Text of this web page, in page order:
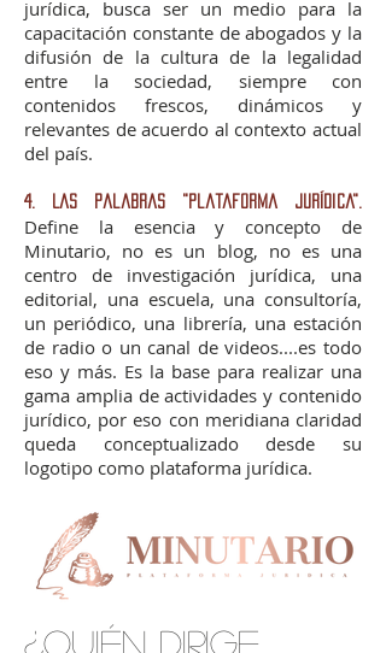
jurídica, busca ser un medio para la
capacitación constante de abogados y la
difusión de la cultura de la legalidad
entre la sociedad, siempre con
contenidos frescos, dinámicos y
relevantes de acuerdo al contexto actual
del país.
4. Las palabras "Plataforma Jurídica".
Define la esencia y concepto de
Minutario, no es un blog, no es una
centro de investigación jurídica, una
editorial, una escuela, una consultoría,
un periódico, una librería, una estación
de radio o un canal de videos....es todo
eso y más. Es la base para realizar una
gama amplia de actividades y contenido
jurídico, por eso con meridiana claridad
queda conceptualizado desde su
logotipo como plataforma jurídica.
¿Quién dirige